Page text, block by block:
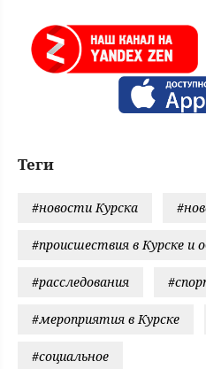
Теги
#новости Курска
#происшествия в Курске и
#расследования
#мероприятия в Курске
#социальное